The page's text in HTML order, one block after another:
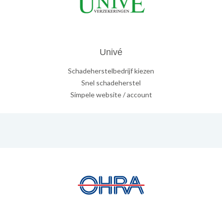
Univé
Schadeherstelbedrijf kiezen
Snel schadeherstel
Simpele website / account